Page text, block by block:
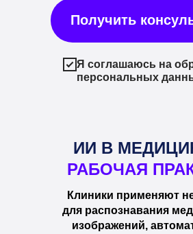
Получить
Я соглашаюсь на
персональных
Клиники применяют
для распознавания
изображений,
ИИ В
РАБОЧАЯ